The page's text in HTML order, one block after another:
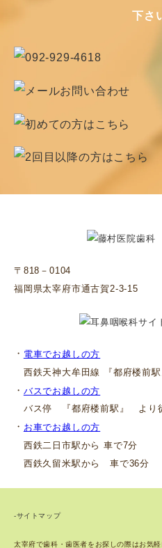
下さ
〒818－0104
福岡県太宰府市通古賀2-3-15
・ 電車でお越しの方
西鉄天神大牟田線 『都府楼前
・ バスでお越しの方
バス停 『都府楼前駅』 より
・ お車でお越しの方
西鉄二日市駅から 車で7分
西鉄久留米駅から 車で36分
-サイトマップ
太宰府で歯科・歯医者をお探しの際はお気